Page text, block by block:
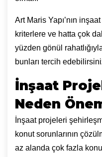
Art Maris Yapı’nın
kriterlere ve hatta çok
yüzden gönül
bunları tercih
İnşaat
Neden
İnşaat projeleri
konut sorunlarının
az alanda çok fazla